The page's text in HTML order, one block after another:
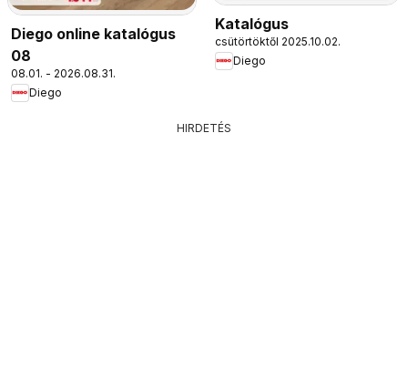
Diego online katalógus
08
08.01. - 2026.08.31.
Diego
Katalógus
csütörtöktől 2025.10.02.
Diego
HIRDETÉS